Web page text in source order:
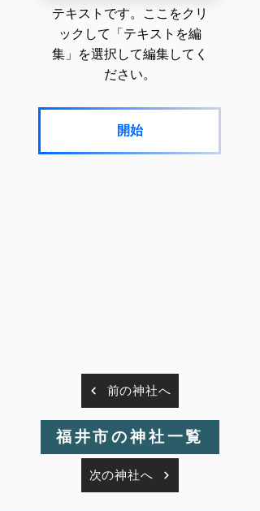
テキストです。ここをクリ
ックして「テキストを編
集」を選択して編集してく
ださい。
開始
前の神社へ
福井市の神社一覧
次の神社へ